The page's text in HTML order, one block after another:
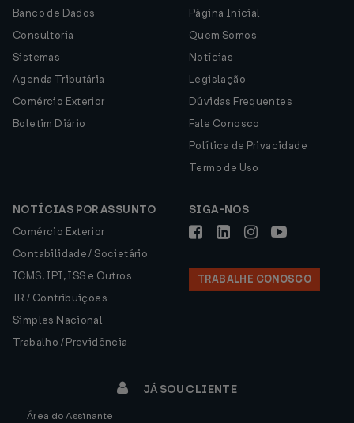
Banco de Dados
Consultoria
Sistemas
Agenda Tributária
Comércio Exterior
Boletim Diário
Página Inicial
Quem Somos
Notícias
Legislação
Dúvidas Frequentes
Fale Conosco
Política de Privacidade
Termo de Uso
NOTÍCIAS POR ASSUNTO
Comércio Exterior
Contabilidade / Societário
ICMS, IPI, ISS e Outros
IR / Contribuições
Simples Nacional
Trabalho / Previdência
SIGA-NOS
TRABALHE CONOSCO
JÁ SOU CLIENTE
Área do Assinante